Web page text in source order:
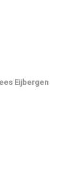
Eijbergen